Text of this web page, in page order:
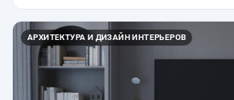
АРХИТЕКТУРА И ДИЗАЙН ИНТЕРЬЕРОВ